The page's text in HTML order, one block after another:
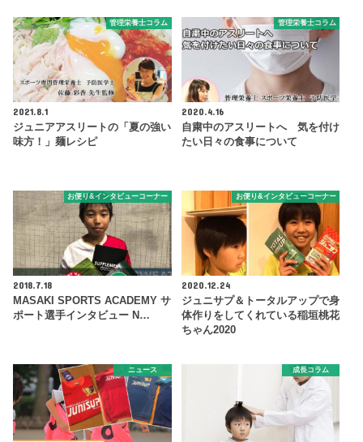
管理栄養士コラム
2021.8.1
ジュニアアスリートの「夏の強い
味方！」麺レシピ
管理栄養士コラム
2020.4.16
自粛中のアスリートへ 気を付け
たい日々の食事について
お便り&インタビューコーナー
2018.7.18
MASAKI SPORTS ACADEMY サ
ポート選手インタビュー N…
お便り&インタビューコーナー
2020.12.24
ジュニサプ＆トータルアップで身
体作りをしてくれている稲垣桃花
ちゃん2020
ニュース 成長コラム